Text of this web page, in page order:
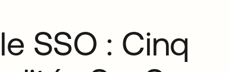
SSO : Cinq